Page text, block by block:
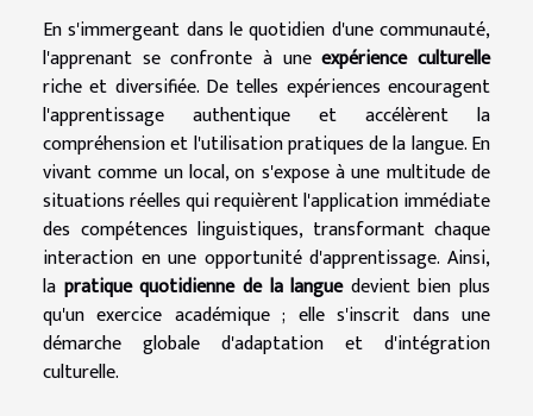
En s'immergeant dans le quotidien d'une communauté,
l'apprenant se confronte à uneexpérience culturelle
riche et diversifiée. De telles expériences encouragent
l'apprentissage authentique et accélèrent la
compréhension et l'utilisation pratiques de la langue. En
vivant comme un local, on s'expose à une multitude de
situations réelles qui requièrent l'application immédiate
des compétences linguistiques, transformant chaque
interaction en une opportunité d'apprentissage. Ainsi,
la pratique quotidienne de la languedevient bien plus
qu'un exercice académique ; elle s'inscrit dans une
démarche globale d'adaptation et d'intégration
culturelle.